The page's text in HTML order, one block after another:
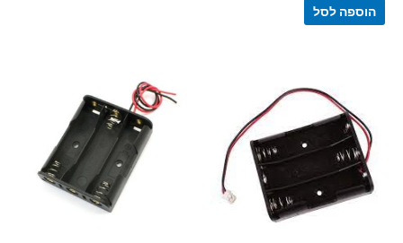
הוספה לסל